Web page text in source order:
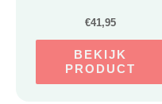
€41,95
BEKIJK
PRODUCT